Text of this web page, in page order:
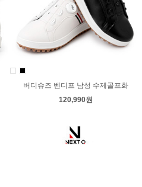
버디슈즈 벤디프 남성 수제골프화
120,990원